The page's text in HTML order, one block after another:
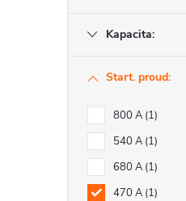
Kapacita:
Start. proud:
800 A 1
540 A 1
680 A 1
470 A 1